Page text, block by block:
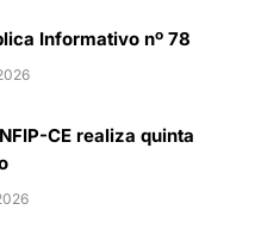
Informativo nº 78
CE realiza quinta